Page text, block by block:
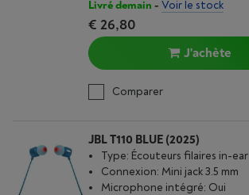
Livré demain - Voir le stock
€ 26,80
J'achète
Comparer
JBL T110 BLUE (2025)
Type: Écouteurs filaires in-ear
Connexion: Mini jack 3.5 mm
Microphone intégré: Oui